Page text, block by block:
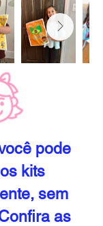
pode
kits
sem
as